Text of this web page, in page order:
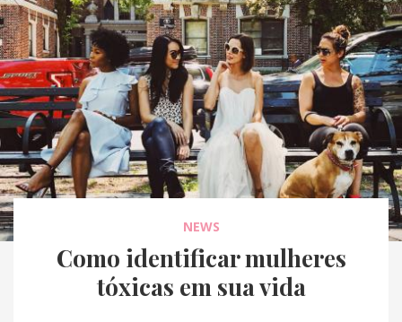
NEWS
Como identificar mulheres
tóxicas em sua vida